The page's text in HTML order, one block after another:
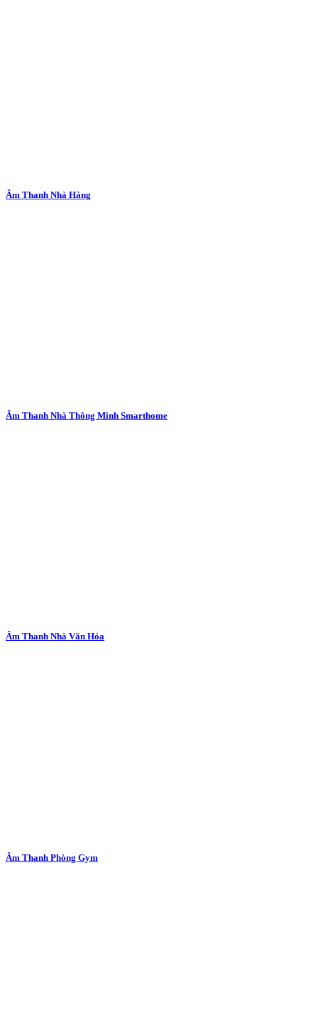
Âm Thanh Nhà Hàng
Âm Thanh Nhà Thông Minh Smarthome
Âm Thanh Nhà Văn Hóa
Âm Thanh Phòng Gym